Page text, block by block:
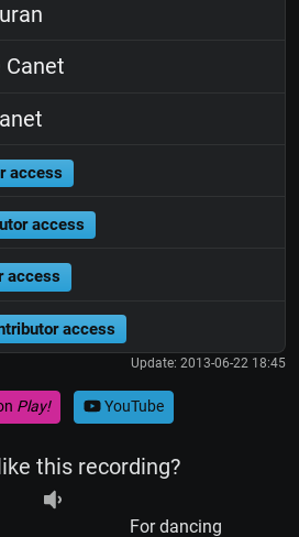
Canet
access
access
access
access
Update: 2013-06-22 18:45
Play! YouTube
this recording?
For dancing